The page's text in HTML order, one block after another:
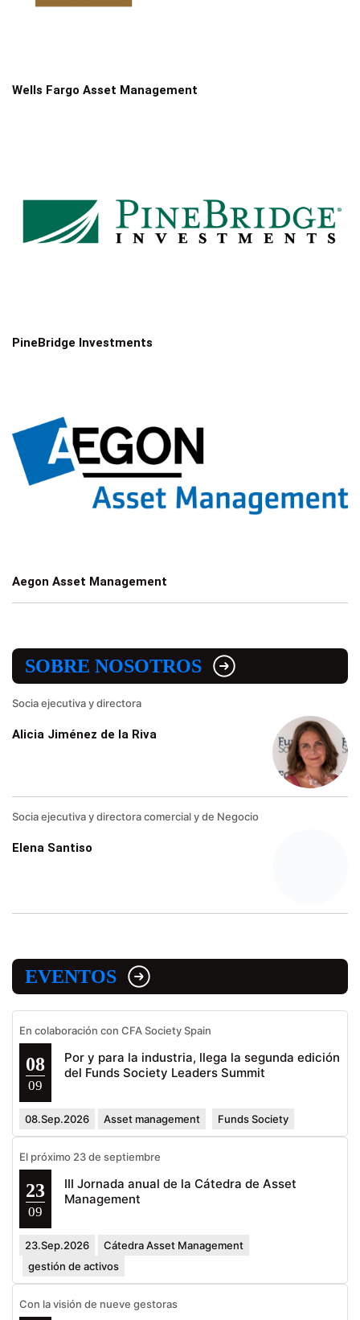
Wells Fargo Asset Management
PineBridge Investments
Aegon Asset Management
SOBRE NOSOTROS
Socia ejecutiva y directora
Alicia Jiménez de la Riva
Socia ejecutiva y directora comercial y de Negocio
Elena Santiso
EVENTOS
En colaboración con CFA Society Spain
08
09
Por y para la industria, llega la segunda edición
del Funds Society Leaders Summit
08.Sep.2026 Asset management Funds Society
El próximo 23 de septiembre
23
09
III Jornada anual de la Cátedra de Asset
Management
23.Sep.2026
Cátedra Asset Management
gestión de activos
Con la visión de nueve gestoras